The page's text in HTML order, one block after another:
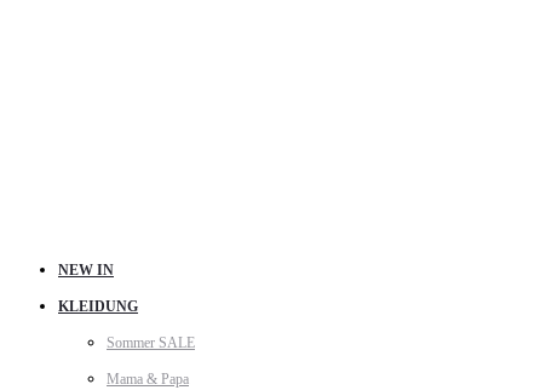
NEW IN
KLEIDUNG
Sommer SALE
Mama & Papa